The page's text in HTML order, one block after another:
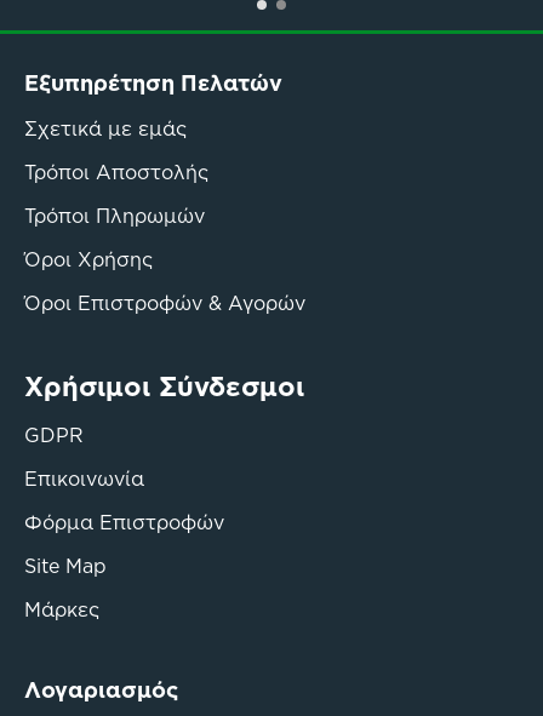
Εξυπηρέτηση Πελατών
Σχετικά με εμάς
Τρόποι Αποστολής
Τρόποι Πληρωμών
Όροι Χρήσης
Όροι Επιστροφών & Αγορών
Χρήσιμοι Σύνδεσμοι
GDPR
Επικοινωνία
Φόρμα Επιστροφών
Site Map
Μάρκες
Λογαριασμός